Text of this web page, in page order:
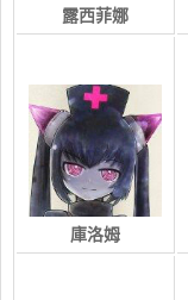
露西菲娜
庫洛姆